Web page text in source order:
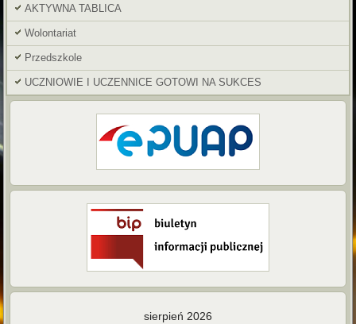
AKTYWNA TABLICA
Wolontariat
Przedszkole
UCZNIOWIE I UCZENNICE GOTOWI NA SUKCES
sierpień 2026